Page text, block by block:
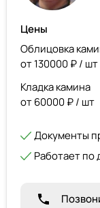
Цены
Облицовка
от 130000 ₽ / шт
Кладка камина
от 60000 ₽ / шт
Документы
Работает по